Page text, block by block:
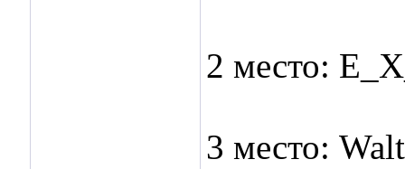
2 место:
3 место: